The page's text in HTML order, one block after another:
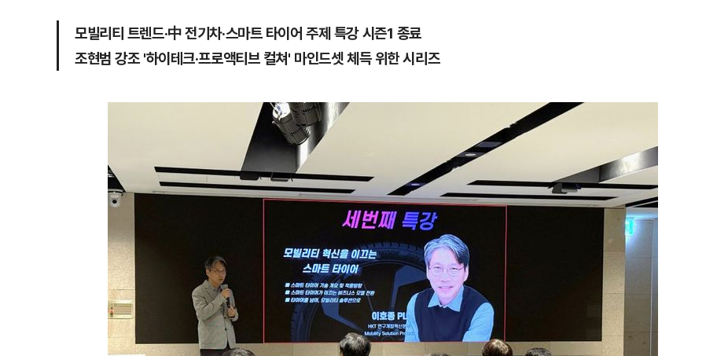
모빌리티 트렌드·中 전기차·스마트 타이어 주제 특강 시즌1 종료
조현범 강조 '하이테크·프로액티브 컬쳐' 마인드셋 체득 위한 시리즈